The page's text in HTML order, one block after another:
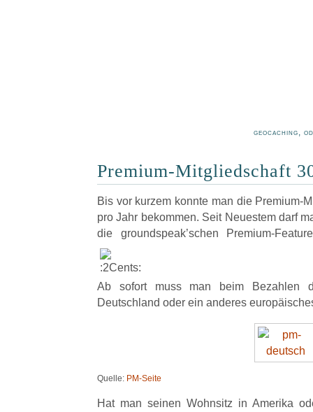
geocaching,
Premium-Mitgliedschaft
Bis vor kurzem konnte man die Premium-
pro Jahr bekommen. Seit Neuestem darf
die groundspeak’schen Premium-
Ab sofort muss man beim Bezahlen
Deutschland oder ein anderes
Quelle: PM-Seite
Hat man seinen Wohnsitz in Amerika